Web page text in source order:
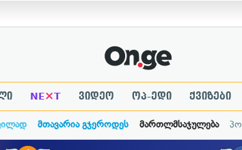
NE×T ვიდეო ოპ-ედი ქვიზები
მთავარია გჯეროდეს მართლმსაჯულება